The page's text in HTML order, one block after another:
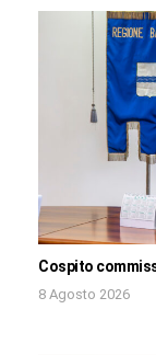
Cospito
8 Agosto 2026